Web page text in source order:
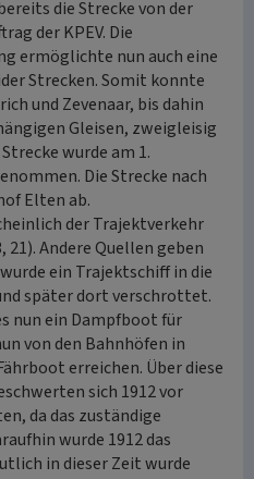
die Strecke von der
der KPEV. Die
ermöglichte nun auch eine
Strecken. Somit konnte
und Zevenaar, bis dahin
Gleisen, zweigleisig
wurde am 1.
Die Strecke nach
Elten ab.
der Trajektverkehr
Andere Quellen geben
ein Trajektschiff in die
später dort verschrottet.
nun ein Dampfboot für
von den Bahnhöfen in
erreichen. Über diese
sich 1912 vor
da das zuständige
wurde 1912 das
in dieser Zeit wurde